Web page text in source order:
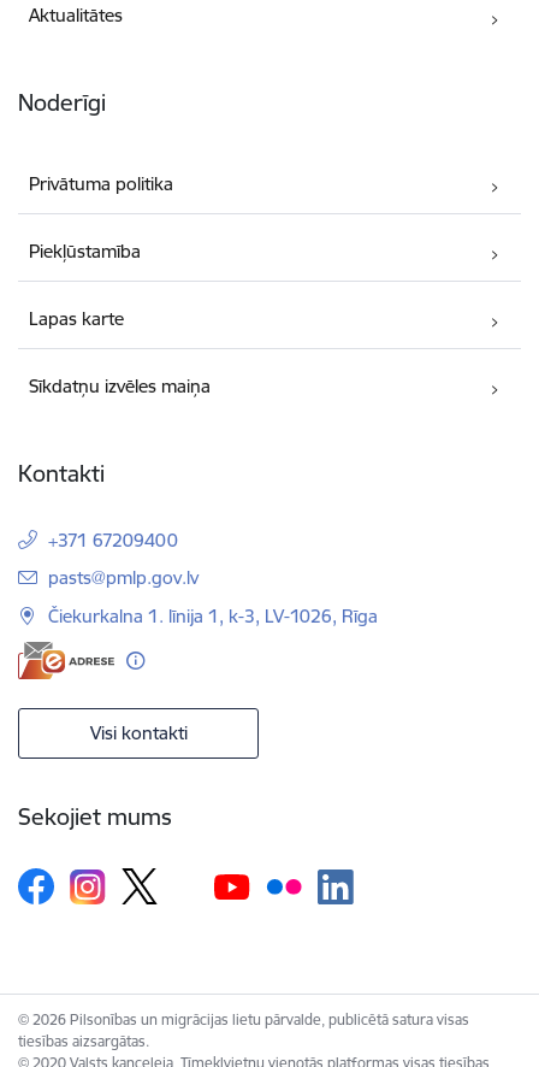
Aktualitātes
Noderīgi
Privātuma politika
Piekļūstamība
Lapas karte
Sīkdatņu izvēles maiņa
Kontakti
+371 67209400
E-pasts:
pasts@pmlp.gov.lv
Čiekurkalna 1. līnija 1, k-3, LV-1026, Rīga
Visi kontakti
Sekojiet mums
© 2026 Pilsonības un migrācijas lietu pārvalde, publicētā satura visas
tiesības aizsargātas.
© 2020 Valsts kanceleja, Tīmekļvietņu vienotās platformas visas tiesības